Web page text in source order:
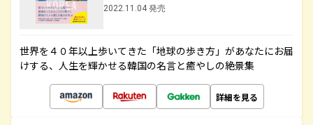
2022.11.04 発売
世界を４０年以上歩いてきた「地球の歩き方」があなたにお届
けする、人生を輝かせる韓国の名言と癒やしの絶景集
詳細を見る